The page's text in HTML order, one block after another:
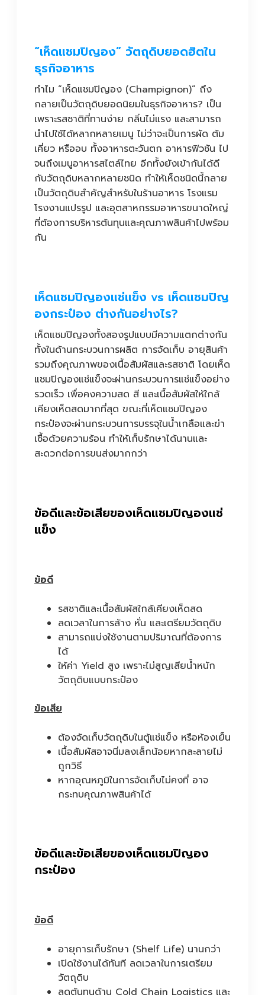
“เห็ดแชมปิญอง” วัตถุดิบยอดฮิตใน
ธุรกิจอาหาร
ทำไม “เห็ดแชมปิญอง (Champignon)” ถึง
กลายเป็นวัตถุดิบยอดนิยมในธุรกิจอาหาร? เป็น
เพราะรสชาติที่ทานง่าย กลิ่นไม่แรง และสามารถ
นำไปใช้ได้หลากหลายเมนู ไม่ว่าจะเป็นการผัด ต้ม
เคี่ยว หรืออบ ทั้งอาหารตะวันตก อาหารฟิวชัน ไป
จนถึงเมนูอาหารสไตล์ไทย อีกทั้งยังเข้ากันได้ดี
กับวัตถุดิบหลากหลายชนิด ทำให้เห็ดชนิดนี้กลาย
เป็นวัตถุดิบสำคัญสำหรับในร้านอาหาร โรงแรม
โรงงานแปรรูป และอุตสาหกรรมอาหารขนาดใหญ่
ที่ต้องการบริหารต้นทุนและคุณภาพสินค้าไปพร้อม
กัน
เห็ดแชมปิญองแช่แข็ง vs เห็ดแชมปิญ
องกระป๋อง ต่างกันอย่างไร?
เห็ดแชมปิญองทั้งสองรูปแบบมีความแตกต่างกัน
ทั้งในด้านกระบวนการผลิต การจัดเก็บ อายุสินค้า
รวมถึงคุณภาพของเนื้อสัมผัสและรสชาติ โดยเห็ด
แชมปิญองแช่แข็งจะผ่านกระบวนการแช่แข็งอย่าง
รวดเร็ว เพื่อคงความสด สี และเนื้อสัมผัสให้ใกล้
เคียงเห็ดสดมากที่สุด ขณะที่เห็ดแชมปิญอง
กระป๋องจะผ่านกระบวนการบรรจุในน้ำเกลือและฆ่า
เชื้อด้วยความร้อน ทำให้เก็บรักษาได้นานและ
สะดวกต่อการขนส่งมากกว่า
ข้อดีและข้อเสียของเห็ดแชมปิญองแช่
แข็ง
ข้อดี
รสชาติและเนื้อสัมผัสใกล้เคียงเห็ดสด
ลดเวลาในการล้าง หั่น และเตรียมวัตถุดิบ
สามารถแบ่งใช้งานตามปริมาณที่ต้องการ
ได้
ให้ค่า Yield สูง เพราะไม่สูญเสียน้ำหนัก
วัตถุดิบแบบกระป๋อง
ข้อเสีย
ต้องจัดเก็บวัตถุดิบในตู้แช่แข็ง หรือห้องเย็น
เนื้อสัมผัสอาจนิ่มลงเล็กน้อยหากละลายไม่
ถูกวิธี
หากอุณหภูมิในการจัดเก็บไม่คงที่ อาจ
กระทบคุณภาพสินค้าได้
ข้อดีและข้อเสียของเห็ดแชมปิญอง
กระป๋อง
ข้อดี
อายุการเก็บรักษา (Shelf Life) นานกว่า
เปิดใช้งานได้ทันที ลดเวลาในการเตรียม
วัตถุดิบ
ลดต้นทุนด้าน Cold Chain Logistics และ